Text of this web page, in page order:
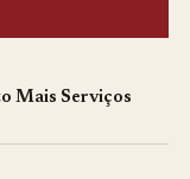
Mais Serviços